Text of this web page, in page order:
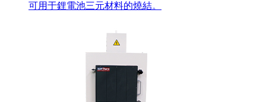
可用于鋰電池三元材料的燒結。